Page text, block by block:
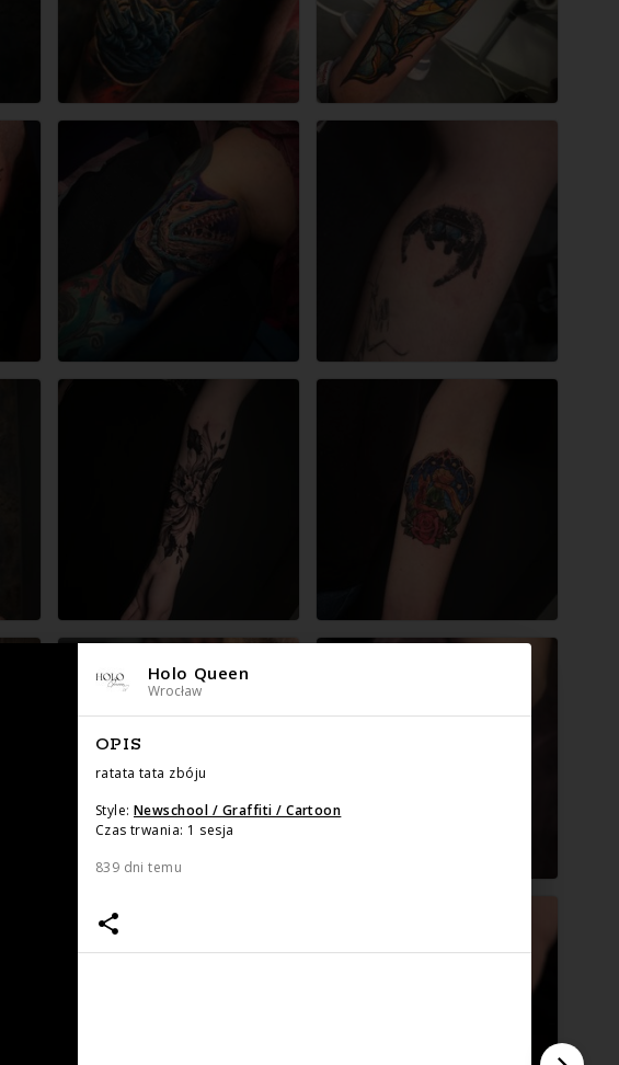
Holo Queen
Wrocław
OPIS
ratata tata zbóju
Style: Newschool / Graffiti / Cartoon
Czas trwania: 1 sesja
839 dni temu